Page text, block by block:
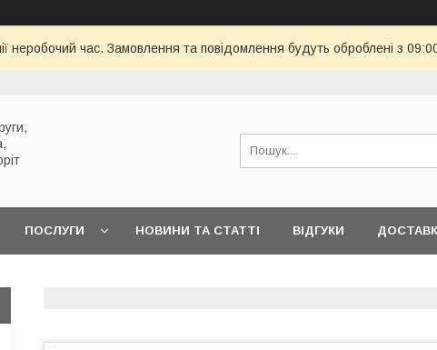
неробочий час. Замовлення та повідомлення будуть оброблені з
ПОСЛУГИ НОВИНИ ТА СТАТТІ ВІДГУКИ